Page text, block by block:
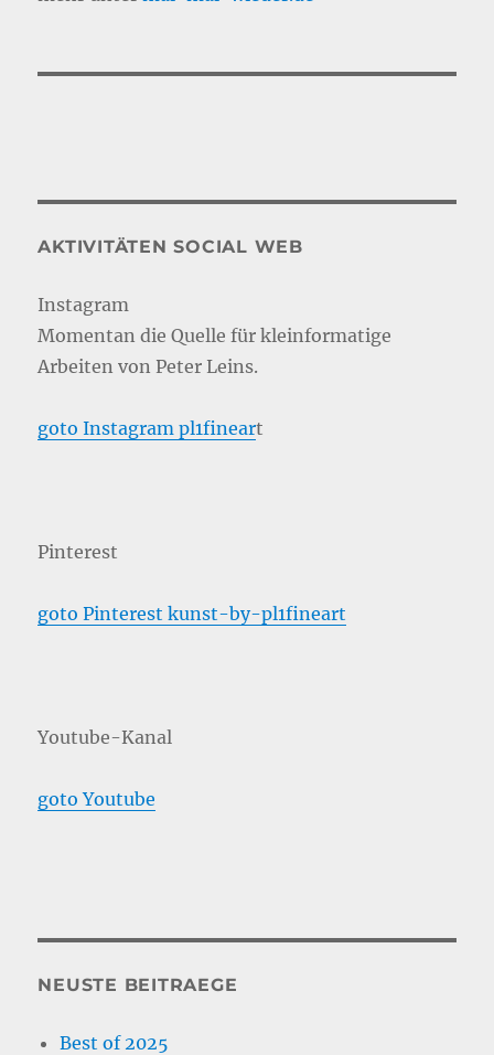
AKTIVITÄTEN SOCIAL WEB
Instagram
Momentan die Quelle für kleinformatige
Arbeiten von Peter Leins.
goto Instagram pl1fineart
Pinterest
goto Pinterest kunst-by-pl1fineart
Youtube-Kanal
goto Youtube
NEUSTE BEITRAEGE
Best of 2025